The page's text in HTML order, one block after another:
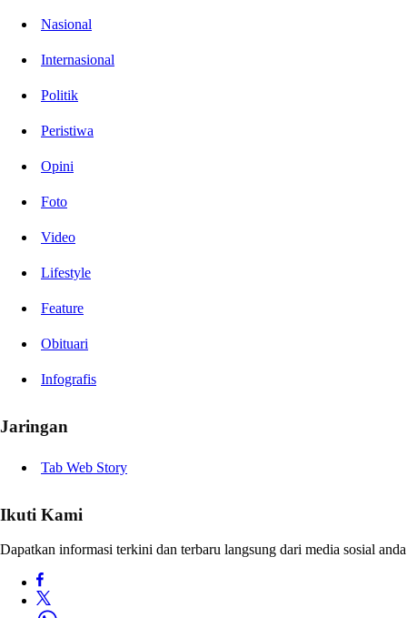
Nasional
Internasional
Politik
Peristiwa
Opini
Foto
Video
Lifestyle
Feature
Obituari
Infografis
Jaringan
Tab Web Story
Ikuti Kami
Dapatkan informasi terkini dan terbaru langsung dari media sosial anda